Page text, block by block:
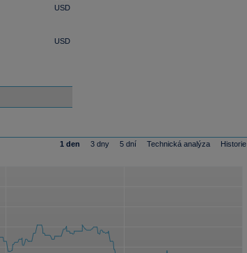
USD
USD
1 den 3 dny 5 dní Technická analýza Historie